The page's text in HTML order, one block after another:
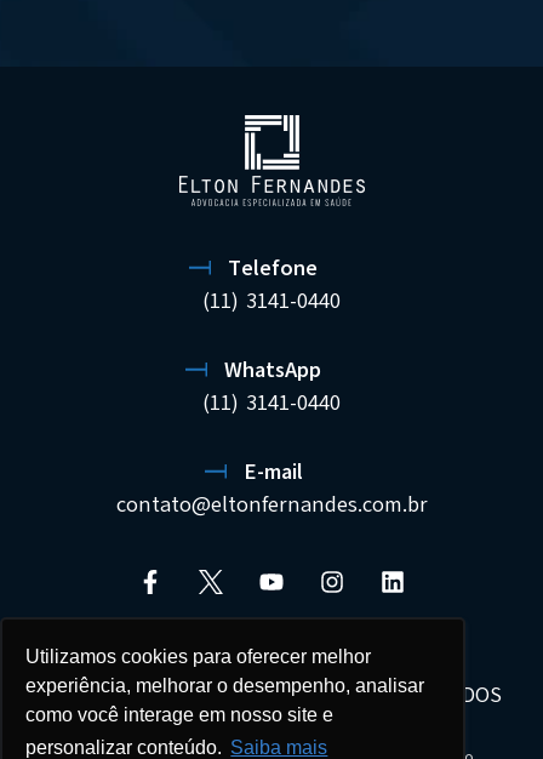
Utilizamos cookies para oferecer melhor
experiência, melhorar o desempenho, analisar
como você interage em nosso site e
personalizar conteúdo. Saiba mais
Telefone
(11) 3141-0440
WhatsApp
(11) 3141-0440
E-mail
contato@eltonfernandes.com.br
ELTON FERNANDES SOCIEDADE DE ADVOGADOS
22.692.544/0001-02